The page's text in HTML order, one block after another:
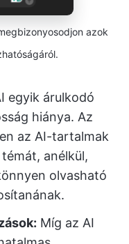
azok
egyik árulkodó
hiánya. Az
az AI-tartalmak
anélkül,
olvasható
Míg az AI